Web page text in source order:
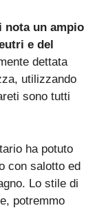
nota un ampio
e del
dettata
utilizzando
sono tutti
ha potuto
con salotto ed
Lo stile di
potremmo